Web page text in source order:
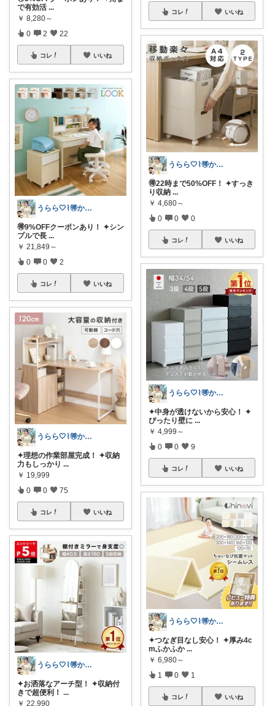
で有効活 ...
￥ 8,280～
0 2 22
コレ いいね
うらら🤍⌇🉐かわいい暮らし
🉐9%OFFクーポンあり！ ✦シン
プルで長 ...
￥ 21,849～
0 0 2
コレ いいね
うらら🤍⌇🉐かわいい暮らし
✦理想の作業部屋完成！ ✦収納
力もしっかり ...
￥ 19,999
0 0 75
コレ いいね
うらら🤍⌇🉐かわいい暮らし
✦お洒落なアーチ型！ ✦収納付
きで超便利！ ...
￥ 22,990
コレ いいね
うらら🤍⌇🉐かわいい暮らし
🉐22時まで50%OFF！ ✦すっき
り収納 ...
￥ 4,680～
0 0 0
コレ いいね
うらら🤍⌇🉐かわいい暮らし
✦中身が透けないから安心！ ✦
ぴったり壁に ...
￥ 4,999～
0 0 9
コレ いいね
うらら🤍⌇🉐かわいい暮らし
✦つなぎ目なし安心！ ✦厚み4c
mふかふか ...
￥ 6,980～
1 0 1
コレ いいね